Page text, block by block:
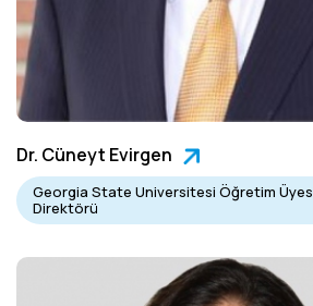
Dr. Cüneyt Evirgen
Georgia State Universitesi Öğretim
Direktörü